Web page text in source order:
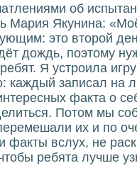
об
Мария Якунина:
это второй
дождь, поэтому
Я устроила
каждый записал на
факта о
Потом мы
их и по
факты вслух, не
ребята лучше